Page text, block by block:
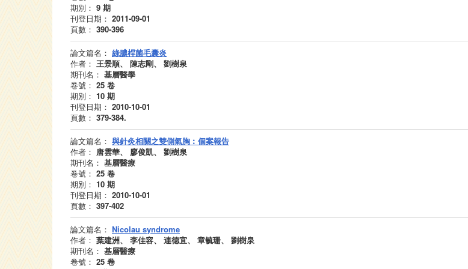
期別： 9 期
刊登日期： 2011-09-01
頁數： 390-396
論文篇名： 綠膿桿菌毛囊炎
作者： 王景順、 陳志剛、 劉樹泉
期刊名： 基層醫學
卷號： 25 卷
期別： 10 期
刊登日期： 2010-10-01
頁數： 379-384.
論文篇名： 與針灸相關之雙側氣胸︰個案報告
作者： 唐雲華、 廖俊凱、 劉樹泉
期刊名： 基層醫療
卷號： 25 卷
期別： 10 期
刊登日期： 2010-10-01
頁數： 397-402
論文篇名： Nicolau syndrome
作者： 葉建洲、 李佳容、 連德宜、 章毓珊、 劉樹泉
期刊名： 基層醫療
卷號： 25 卷